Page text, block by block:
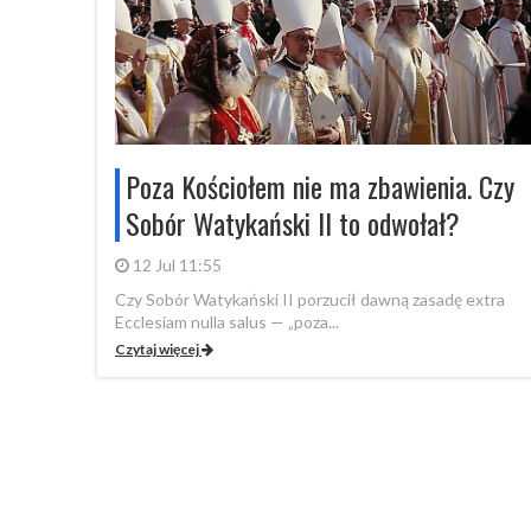
Poza Kościołem nie ma zbawienia. Czy
Sobór Watykański II to odwołał?
12 Jul 11:55
Czy Sobór Watykański II porzucił dawną zasadę extra
Ecclesiam nulla salus — „poza...
Czytaj więcej